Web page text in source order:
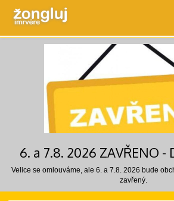
6. a 7.8. 2026 ZAVŘENO -
Velice se omlouváme, ale 6. a 7.8. 2026 bude
zavřený.